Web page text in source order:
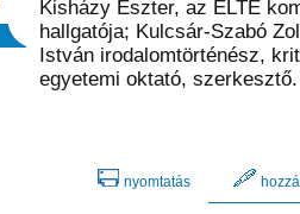
Látogasson el képtárunkba! Látogasson
Kisházy Eszter, az ELTE
hallgatója; Kulcsár-Szabó
István irodalomtörténész,
egyetemi oktató, szerkesztő.
nyomtatás